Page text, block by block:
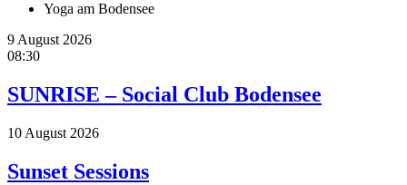
Yoga am Bodensee
9 August 2026
08:30
SUNRISE – Social Club Bodensee
10 August 2026
Sunset Sessions